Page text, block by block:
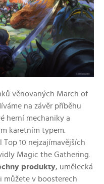
věnovaných March of
na závěr příběhu
herní mechaniky a
karetním typem.
Top 10 nejzajímavějších
Magic the Gathering.
produkty, umělecká
můžete v boosterech